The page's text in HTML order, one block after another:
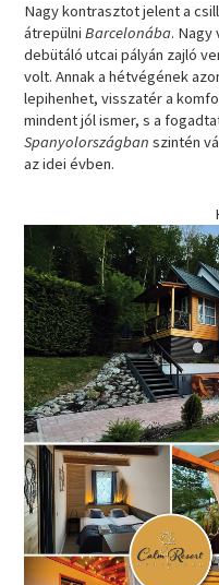
Nagy kontrasztot jelent a
átrepülniBarcelonába.
debütáló utcai pályán zajló
volt. Annak a hétvégének
lepihenhet, visszatér a
mindent jól ismer, s a
Spanyolországbanszintén
az idei évben.